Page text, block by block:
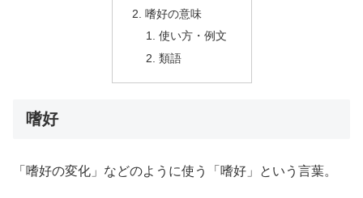
嗜好の意味
使い方・例文
類語
嗜好
「嗜好の変化」などのように使う「嗜好」という言葉。